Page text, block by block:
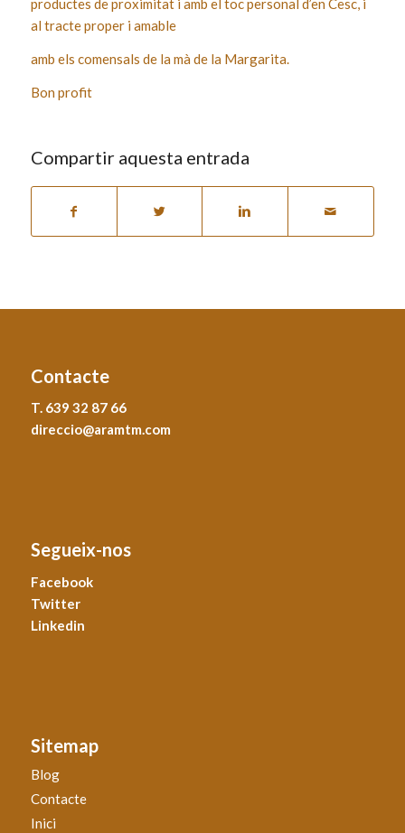
productes de proximitat i amb el toc personal d’en Cesc, i
al tracte proper i amable
amb els comensals de la mà de la Margarita.
Bon profit
Compartir aquesta entrada
Contacte
T. 639 32 87 66
direccio@aramtm.com
Segueix-nos
Facebook
Twitter
Linkedin
Sitemap
Blog
Contacte
Inici